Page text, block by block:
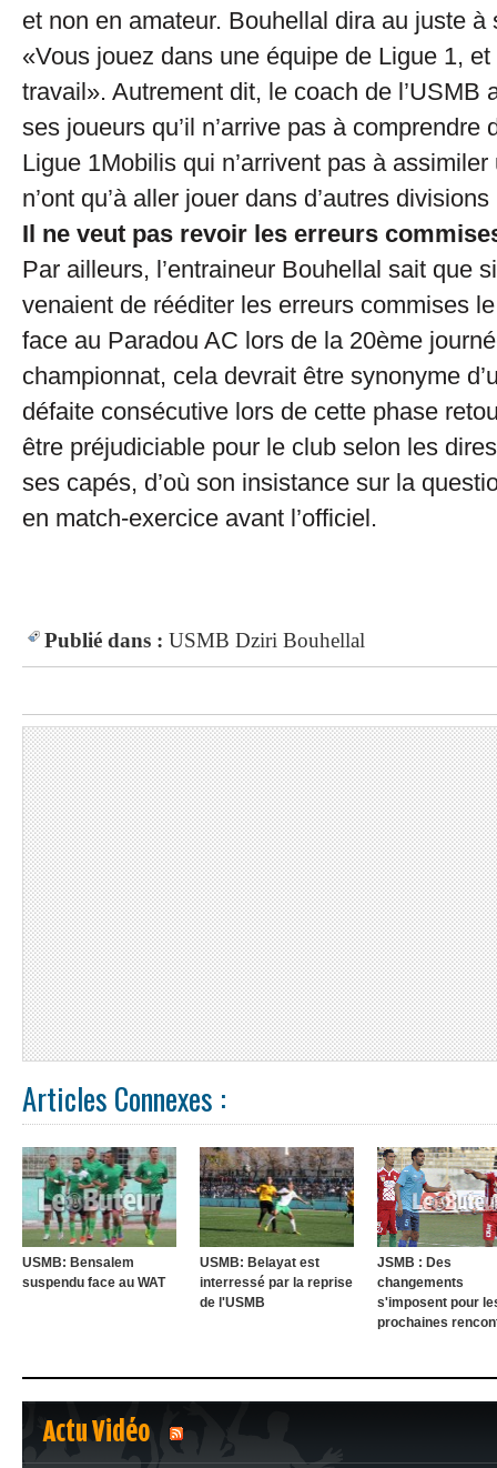
et non en amateur. Bouhellal dira au juste à
«Vous jouez dans une équipe de Ligue 1,
travail». Autrement dit, le coach de l’USMB
ses joueurs qu’il n’arrive pas à comprendre
Ligue 1Mobilis qui n’arrivent pas à
n’ont qu’à aller jouer dans d’autres
Il ne veut pas revoir les erreurs
Par ailleurs, l’entraineur Bouhellal sait que
venaient de rééditer les erreurs commises
face au Paradou AC lors de la 20ème
championnat, cela devrait être synonyme
défaite consécutive lors de cette phase
être préjudiciable pour le club selon les
ses capés, d’où son insistance sur la
en match-exercice avant l’officiel.
Publié dans : USMB Dziri Bouhellal
Articles Connexes :
USMB: Bensalem
suspendu face au WAT
USMB: Belayat est
interressé par la reprise
de l'USMB
JSMB : Des
changements
s'imposent pour
prochaines
Actu Vidéo
1 2